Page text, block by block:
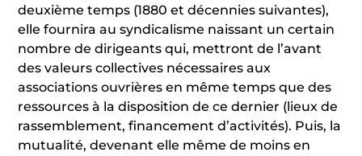
deuxième temps (1880 et décennies suivantes),
elle fournira au syndicalisme naissant un certain
nombre de dirigeants qui, mettront de l’avant
des valeurs collectives nécessaires aux
associations ouvrières en même temps que des
ressources à la disposition de ce dernier (lieux de
rassemblement, financement d’activités). Puis, la
mutualité, devenant elle même de moins en